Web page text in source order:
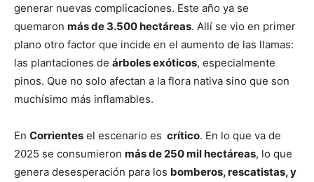
generar nuevas complicaciones. Este año ya se
quemaron más de 3.500 hectáreas. Allí se vio en primer
plano otro factor que incide en el aumento de las llamas:
las plantaciones de árboles exóticos, especialmente
pinos. Que no solo afectan a la flora nativa sino que son
muchísimo más inflamables.
En Corrientes el escenario es crítico. En lo que va de
2025 se consumieron más de 250 mil hectáreas, lo que
genera desesperación para los bomberos, rescatistas, y